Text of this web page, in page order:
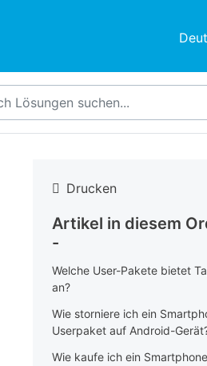
Drucken
Artikel in diesem
-
Welche User-Pakete bietet
an?
Wie storniere ich ein
Userpaket auf Android-
Wie kaufe ich ein